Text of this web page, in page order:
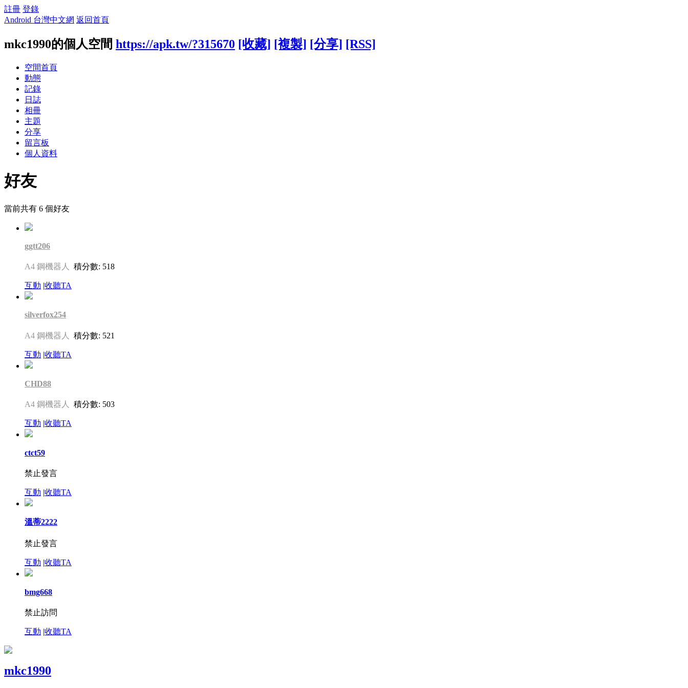
註冊 登錄
Android 台灣中文網 返回首頁
mkc1990的個人空間 https://apk.tw/?315670 [收藏] [複製] [分享] [RSS]
空間首頁
動態
記錄
日誌
相冊
主題
分享
留言板
個人資料
好友
當前共有 6 個好友
ggtt206
A4 鋼機器人 積分數: 518
互動 |收聽TA
silverfox254
A4 鋼機器人 積分數: 521
互動 |收聽TA
CHD88
A4 鋼機器人 積分數: 503
互動 |收聽TA
ctct59
禁止發言
互動 |收聽TA
溫蒂2222
禁止發言
互動 |收聽TA
bmg668
禁止訪問
互動 |收聽TA
mkc1990